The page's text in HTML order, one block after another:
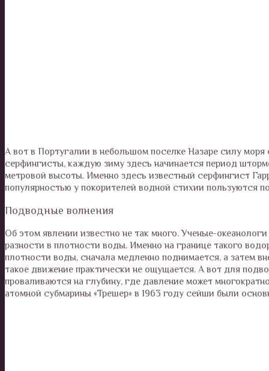
А вот в Португалии в небольшом поселке Назаре силу
серфингисты, каждую зиму здесь начинается период
метровой высоты. Именно здесь известный серфингист
популярностью у покорителей водной стихии пользуются
Подводные волнения
Об этом явлении известно не так много. Ученые-
разности в плотности воды. Именно на границе такого
плотности воды, сначала медленно поднимается, а затем
такое движение практически не ощущается. А вот для
проваливаются на глубину, где давление может
атомной субмарины «Трешер» в 1963 году сейши были